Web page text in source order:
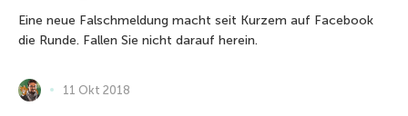
Eine neue Falschmeldung macht seit Kurzem auf Facebook
die Runde. Fallen Sie nicht darauf herein.
11 Okt 2018